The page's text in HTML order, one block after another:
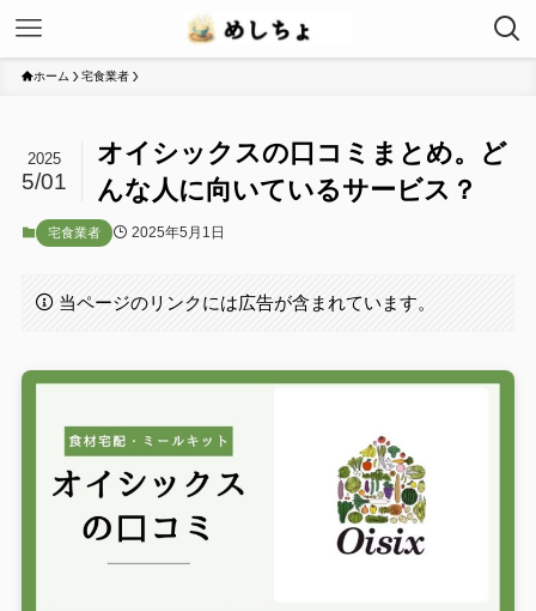
ホーム 宅食業者
オイシックスの口コミまとめ。ど
んな人に向いているサービス？
2025
5/01
宅食業者 2025年5月1日
当ページのリンクには広告が含まれています。